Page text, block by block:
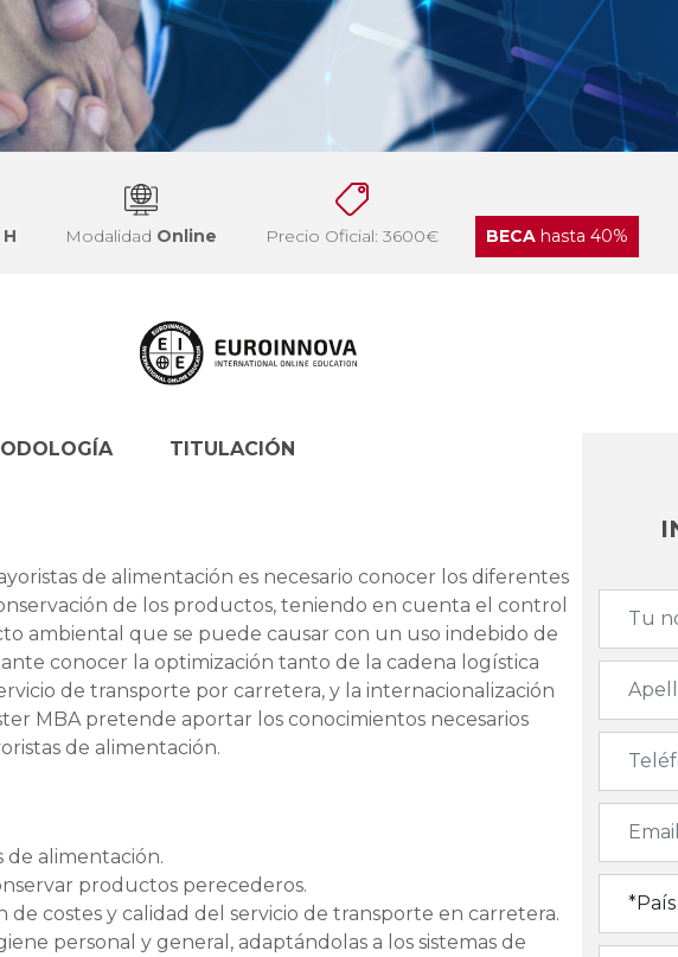
Modalidad Online Precio Oficial: 3600€ BECA hasta 40%
de alimentación es necesario conocer los diferentes
de los productos, teniendo en cuenta el control
ambiental que se puede causar con un uso indebido de
conocer la optimización tanto de la cadena logística
de transporte por carretera, y la internacionalización
MBA pretende aportar los conocimientos necesarios
de alimentación.
de alimentación.
productos perecederos.
costes y calidad del servicio de transporte en carretera.
personal y general, adaptándolas a los sistemas de
TITULACIÓN